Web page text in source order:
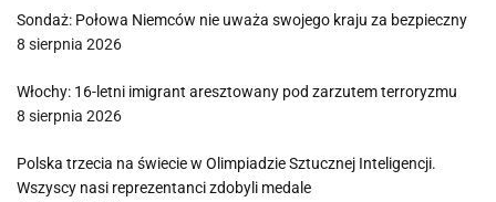
Sondaż: Połowa Niemców nie uważa swojego kraju za bezpieczny
8 sierpnia 2026
Włochy: 16-letni imigrant aresztowany pod zarzutem terroryzmu
8 sierpnia 2026
Polska trzecia na świecie w Olimpiadzie Sztucznej Inteligencji.
Wszyscy nasi reprezentanci zdobyli medale